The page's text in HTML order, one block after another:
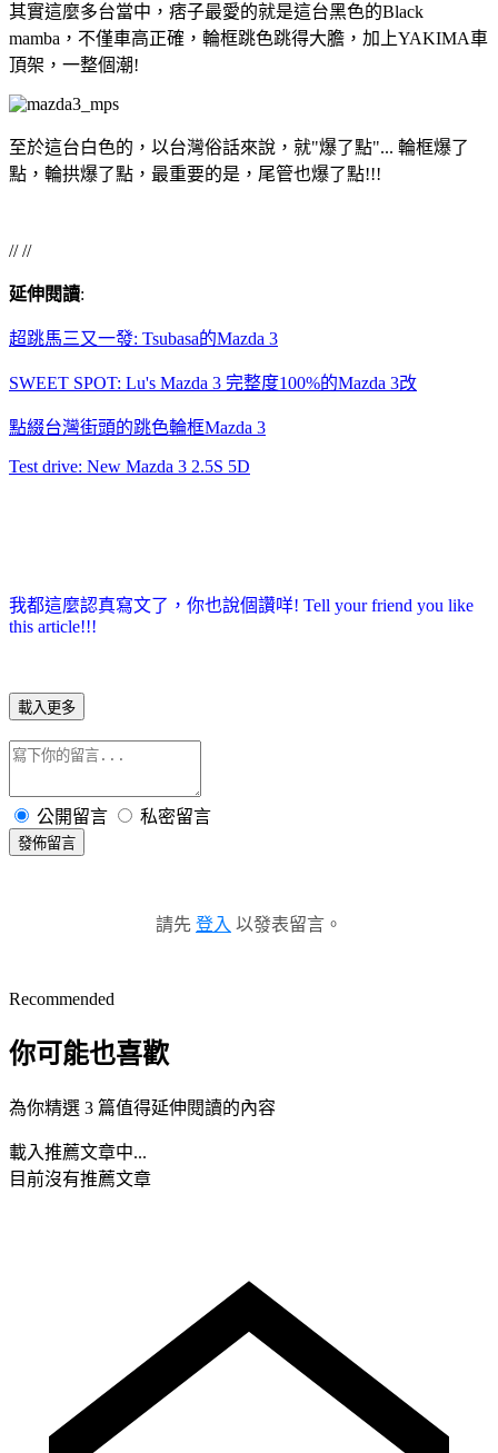
其實這麼多台當中，痞子最愛的就是這台黑色的Black
mamba，不僅車高正確，輪框跳色跳得大膽，加上YAKIMA車
頂架，一整個潮!
至於這台白色的，以台灣俗話來說，就"爆了點"... 輪框爆了
點，輪拱爆了點，最重要的是，尾管也爆了點!!!
// //
延伸閱讀:
超跳馬三又一發: Tsubasa的Mazda 3
SWEET SPOT: Lu's Mazda 3 完整度100%的Mazda 3改
點綴台灣街頭的跳色輪框Mazda 3
Test drive: New Mazda 3 2.5S 5D
我都這麼認真寫文了，你也說個讚咩! Tell your friend you like
this article!!!
載入更多
公開留言 私密留言
發佈留言
請先 登入 以發表留言。
Recommended
你可能也喜歡
為你精選 3 篇值得延伸閱讀的內容
載入推薦文章中...
目前沒有推薦文章